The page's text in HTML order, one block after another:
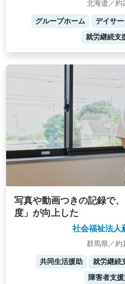
北海道／約
グループホーム デイサ
就労継続支
写真や動画つきの記録で
度」が向上した
社会福祉法人
群馬県／約
共同生活援助 就労継続
障害者支